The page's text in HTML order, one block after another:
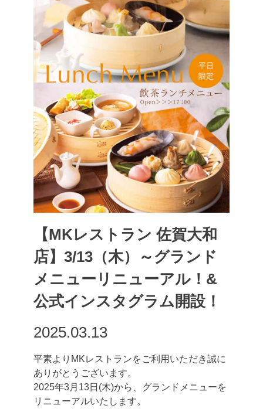
【MKレストラン 佐賀大和
店】3/13（木）～グランド
メニューリニューアル！&
公式インスタグラム開設！
2025.03.13
平素よりMKレストランをご利用いただき誠に
ありがとうございます。
2025年3月13日(木)から、グランドメニューを
リニューアルいたします。